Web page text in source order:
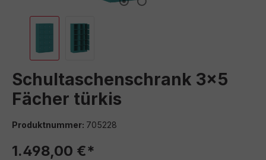
Schultaschenschrank 3x5
Fächer türkis
Produktnummer: 705228
1.498,00 €*